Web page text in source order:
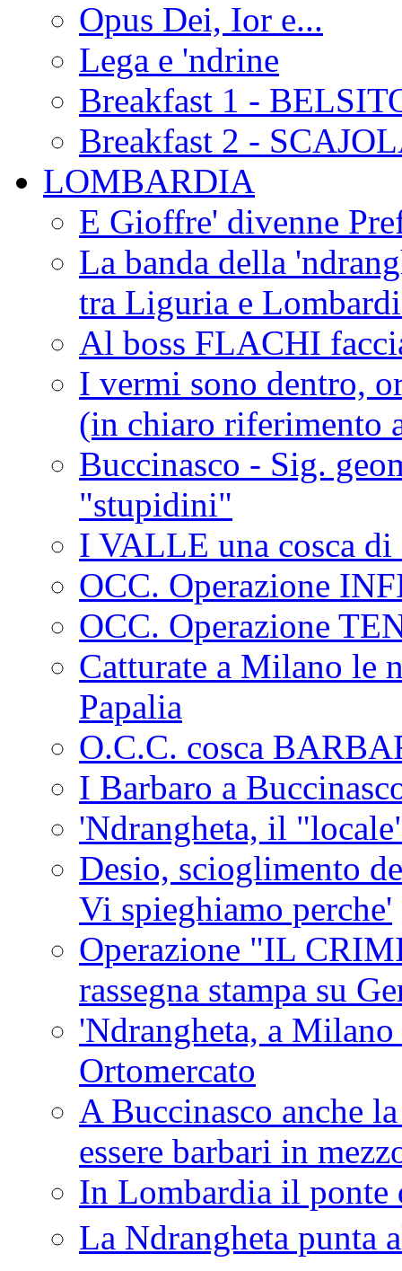
Opus Dei, Ior e...
Lega e 'ndrine
Breakfast 1 -
Breakfast 2 -
LOMBARDIA
E Gioffre' divenne
La banda della
tra Liguria e
Al boss FLACHI
I vermi sono dentro,
(in chiaro riferimento
Buccinasco - Sig.
"stupidini"
I VALLE una cosca
OCC. Operazione
OCC. Operazione
Catturate a Milano le
Papalia
O.C.C. cosca
I Barbaro a
'Ndrangheta, il
Desio, scioglimento
Vi spieghiamo perche'
Operazione "IL
rassegna stampa su
'Ndrangheta, a Milano
Ortomercato
A Buccinasco anche
essere barbari in
In Lombardia il ponte
La Ndrangheta